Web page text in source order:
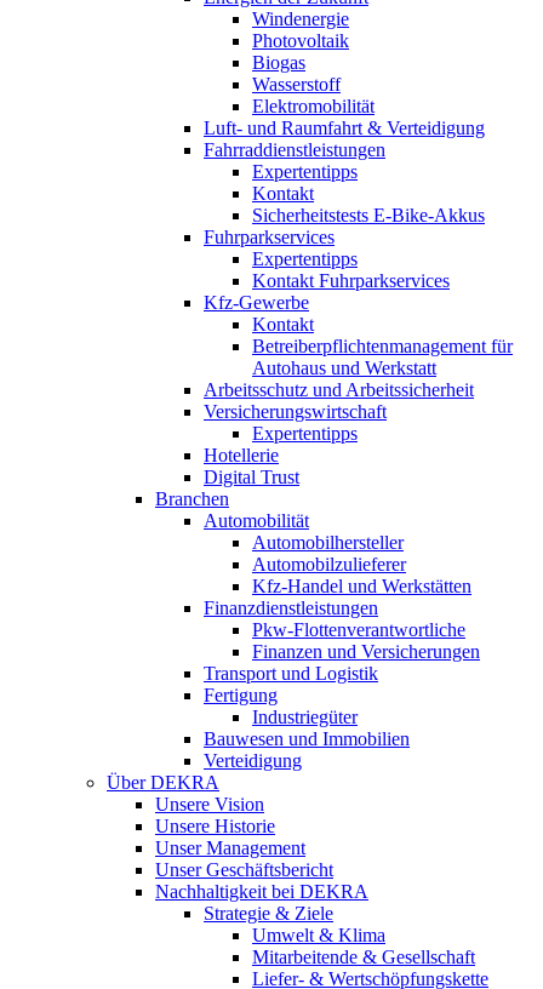
Windenergie
Photovoltaik
Biogas
Wasserstoff
Elektromobilität
Luft- und Raumfahrt & Verteidigung
Fahrraddienstleistungen
Expertentipps
Kontakt
Sicherheitstests E-Bike-Akkus
Fuhrparkservices
Expertentipps
Kontakt Fuhrparkservices
Kfz-Gewerbe
Kontakt
Betreiberpflichtenmanagement für
Autohaus und Werkstatt
Arbeitsschutz und Arbeitssicherheit
Versicherungswirtschaft
Expertentipps
Hotellerie
Digital Trust
Branchen
Automobilität
Automobilhersteller
Automobilzulieferer
Kfz-Handel und Werkstätten
Finanzdienstleistungen
Pkw‑Flottenverantwortliche
Finanzen und Versicherungen
Transport und Logistik
Fertigung
Industriegüter
Bauwesen und Immobilien
Verteidigung
Über DEKRA
Unsere Vision
Unsere Historie
Unser Management
Unser Geschäftsbericht
Nachhaltigkeit bei DEKRA
Strategie & Ziele
Umwelt & Klima
Mitarbeitende & Gesellschaft
Liefer- & Wertschöpfungskette